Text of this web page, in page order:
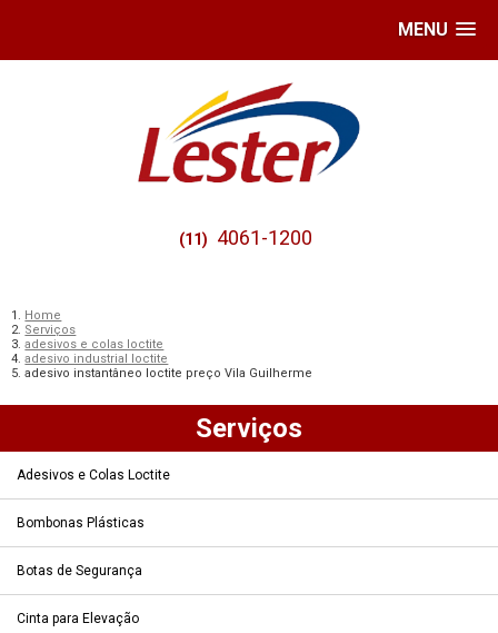
MENU
(11) 4061-1200
Home
Serviços
adesivos e colas loctite
adesivo industrial loctite
adesivo instantâneo loctite preço Vila Guilherme
Serviços
Adesivos e Colas Loctite
Bombonas Plásticas
Botas de Segurança
Cinta para Elevação